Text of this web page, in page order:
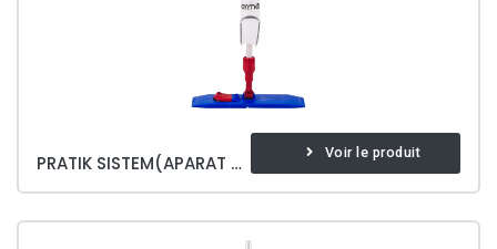
PRATIK SISTEM(APARAT DAHIL) Voir le produit